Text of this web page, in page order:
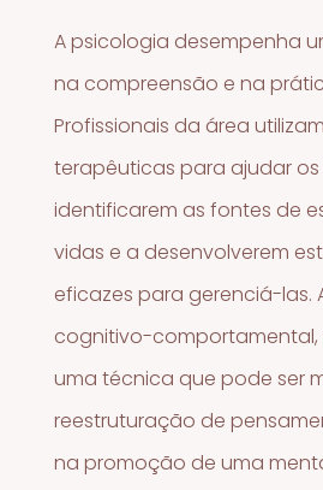
A psicologia desempenha
na compreensão e na
Profissionais da área
terapêuticas para ajudar
identificarem as fontes de
vidas e a desenvolverem
eficazes para gerenciá-las.
cognitivo-comportamental,
uma técnica que pode ser
reestruturação de
na promoção de uma